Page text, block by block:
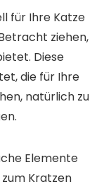
für Ihre Katze
ziehen,
Diese
die für Ihre
natürlich zu
Elemente
Kratzen